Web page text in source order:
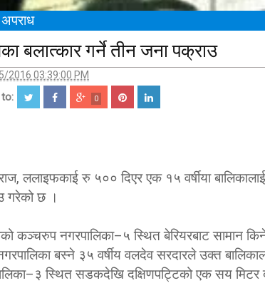
अपराध
बलात्कार गर्ने तीन जना पक्राउ
2016 03:39:00 PM
0
ललाइफकाई रु ५०० दिएर एक १५ वर्षीया
गरेको छ ।
कञ्चरुप नगरपालिका–५ स्थित बेरियरबाट सामान
बस्ने ३५ वर्षीय वलदेव सरदारले उक्त
स्थित सडकदेखि दक्षिणपट्टिको एक सय मिटर